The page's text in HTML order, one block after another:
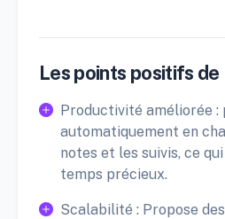
Les points positifs
Productivité améliorée :
automatiquement en
notes et les suivis, ce
temps précieux.
Scalabilité : Propose